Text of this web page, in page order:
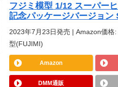
フジミ模型 1/12 スーパー
記念パッケージバージョン
2023年7月23日発売 | Amazon価
型(FUJIMI)
Amazon
DMM通販